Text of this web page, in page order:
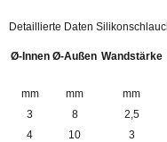
Detaillierte Daten
Ø-Innen
mm
Ø-Außen
mm
Wandstärke
mm
3 8 2,5
4
10 3